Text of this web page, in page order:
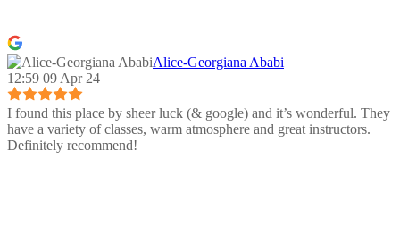
Alice-Georgiana Ababi
12:59 09 Apr 24
I found this place by sheer luck (& google) and it’s wonderful. They
have a variety of classes, warm atmosphere and great instructors.
Definitely recommend!